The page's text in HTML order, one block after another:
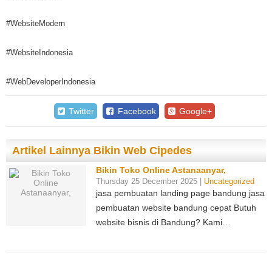
#WebsiteModern
#WebsiteIndonesia
#WebDeveloperIndonesia
Twitter Facebook Google+
Artikel Lainnya Bikin Web Cipedes
Bikin Toko Online Astanaanyar,
Thursday 25 December 2025 | Uncategorized
jasa pembuatan landing page bandung jasa
pembuatan website bandung cepat Butuh
website bisnis di Bandung? Kami…